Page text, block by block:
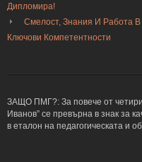
Дипломира!
Смелост, Знания И Работа
Ключови Компетентности
ЗАЩО ПМГ?: За повече от
Иванов” се превърна в знак за
в еталон на педагогическата и